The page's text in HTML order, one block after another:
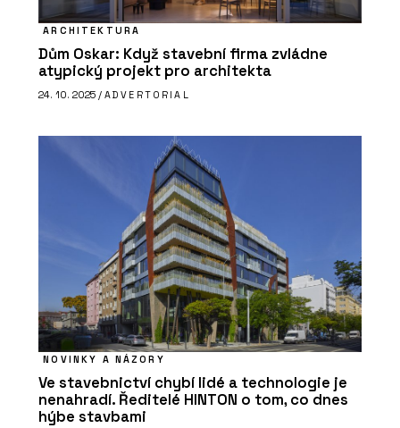
ARCHITEKTURA
Dům Oskar: Když stavební firma zvládne
atypický projekt pro architekta
24. 10. 2025 / ADVERTORIAL
NOVINKY A NÁZORY
Ve stavebnictví chybí lidé a technologie je
nenahradí. Ředitelé HINTON o tom, co dnes
hýbe stavbami